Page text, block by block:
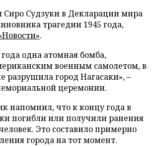
Сиро Судзуки в Декларации мира
трагедии 1945 года,
.
года одна атомная бомба,
военным самолетом, в
разрушила город Нагасаки», –
церемонии.
напомнил, что к концу года в
погибли или получили ранения
Это составило примерно
города на тот момент.